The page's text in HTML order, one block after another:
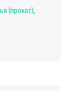
(прокат),